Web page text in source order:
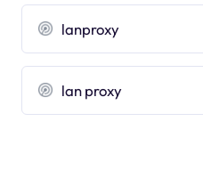
lanproxy
lan proxy